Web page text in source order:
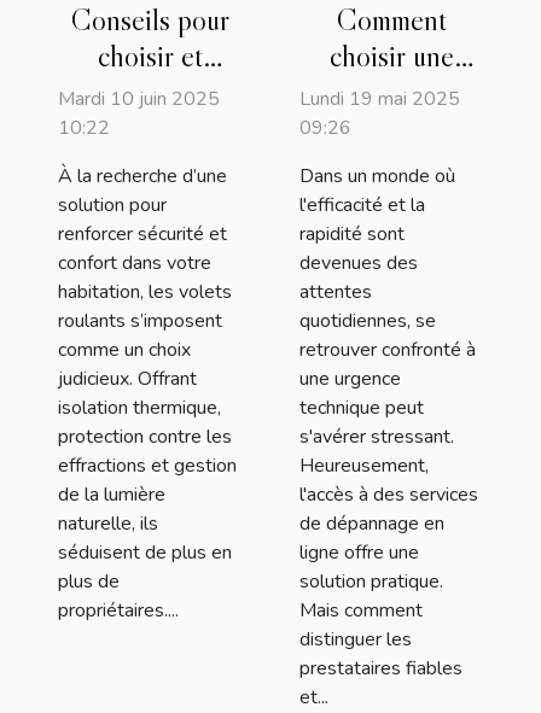
Conseils pour
choisir et
installer des
volets roulants
durables
Mardi 10 juin 2025
10:22
À la recherche d’une
solution pour
renforcer sécurité et
confort dans votre
habitation, les volets
roulants s’imposent
comme un choix
judicieux. Offrant
isolation thermique,
protection contre les
effractions et gestion
de la lumière
naturelle, ils
séduisent de plus en
plus de
propriétaires....
Comment
choisir une
entreprise de
dépannage
fiable et
économique en
ligne
Lundi 19 mai 2025
09:26
Dans un monde où
l'efficacité et la
rapidité sont
devenues des
attentes
quotidiennes, se
retrouver confronté à
une urgence
technique peut
s'avérer stressant.
Heureusement,
l'accès à des services
de dépannage en
ligne offre une
solution pratique.
Mais comment
distinguer les
prestataires fiables
et...